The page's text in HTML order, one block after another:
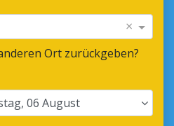
×
Ort zurückgeben?
, 06 August